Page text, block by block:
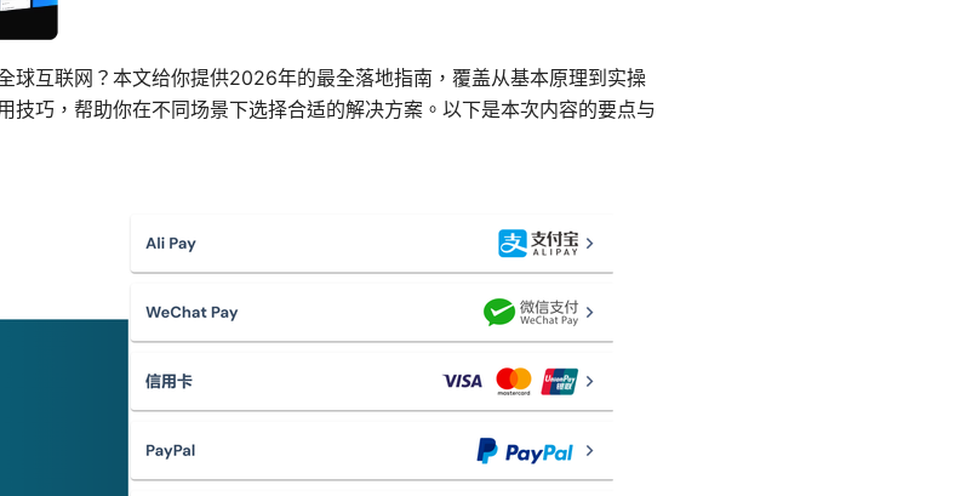
球互联网？本文给你提供2026年的最全落地指南，覆盖从基本原理到实操
技巧，帮助你在不同场景下选择合适的解决方案。以下是本次内容的要点与